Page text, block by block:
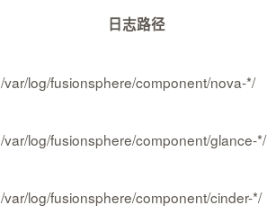
日志路径
/var/log/fusionsphere/component/nova-*/
/var/log/fusionsphere/component/glance-*/
/var/log/fusionsphere/component/cinder-*/